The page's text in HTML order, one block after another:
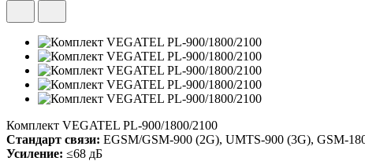
Комплект VEGATEL PL-900/1800/2100
Стандарт связи: EGSM/GSM-900 (2G), UMTS-900 (3G), GSM-
Усиление: ≤68 дБ